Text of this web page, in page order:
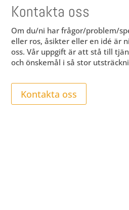
Kontakta oss
Om du/ni har frågor/problem/
eller ros, åsikter eller en idé är
oss. Vår uppgift är att stå till
och önskemål i så stor
Kontakta oss